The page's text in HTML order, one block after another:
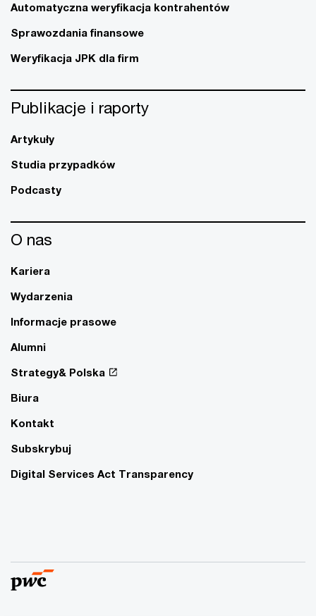
Automatyczna weryfikacja kontrahentów
Sprawozdania finansowe
Weryfikacja JPK dla firm
Publikacje i raporty
Artykuły
Studia przypadków
Podcasty
O nas
Kariera
Wydarzenia
Informacje prasowe
Alumni
Strategy& Polska
Biura
Kontakt
Subskrybuj
Digital Services Act Transparency